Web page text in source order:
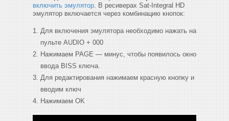
включить эмулятор. В ресиверах Sat-Integral HD
эмулятор включается через комбинацию кнопок:
Для включения эмулятора необходимо нажать на
пульте AUDIO + 000
Нажимаем PAGE — минус, чтобы появилось окно
ввода BISS ключа.
Для редактирования нажимаем красную кнопку и
вводим ключ
Нажимаем OK